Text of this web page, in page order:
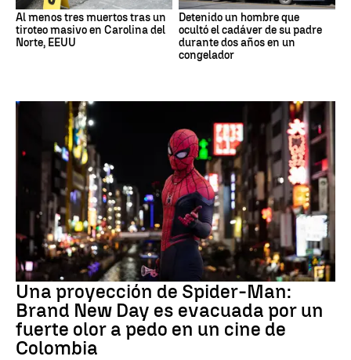
Al menos tres muertos tras un
tiroteo masivo en Carolina del
Norte, EEUU
Detenido un hombre que
ocultó el cadáver de su padre
durante dos años en un
congelador
Pedo Spiderman
Una proyección de Spider-Man:
Brand New Day es evacuada por un
fuerte olor a pedo en un cine de
Colombia